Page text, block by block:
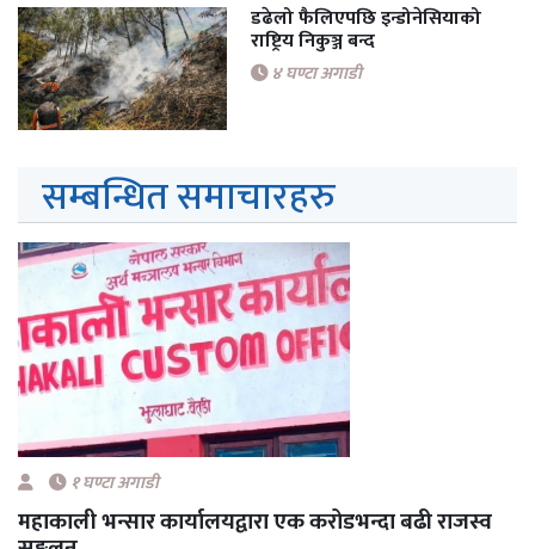
डढेलो फैलिएपछि इन्डोनेसियाको
राष्ट्रिय निकुञ्ज बन्द
४ घण्टा अगाडी
सम्बन्धित समाचारहरु
१ घण्टा अगाडी
महाकाली भन्सार कार्यालयद्वारा एक करोडभन्दा बढी राजस्व